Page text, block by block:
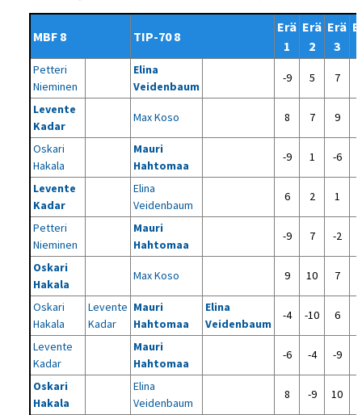
MBF 8 TIP-70 8
Erä
1
Erä
2
Erä
3
Petteri
Nieminen
Elina
Veidenbaum
-9 5 7
Levente
Kadar
Max Koso 8 7 9
Oskari
Hakala
Mauri
Hahtomaa
-9 1 -6
Levente
Kadar
Elina
Veidenbaum
6 2 1
Petteri
Nieminen
Mauri
Hahtomaa
-9 7 -2
Oskari
Hakala
Max Koso 9 10 7
Oskari
Hakala
Levente
Kadar
Mauri
Hahtomaa
Elina
Veidenbaum
-4 -10 6
Levente
Kadar
Mauri
Hahtomaa
-6 -4 -9
Oskari
Hakala
Elina
Veidenbaum
8 -9 10